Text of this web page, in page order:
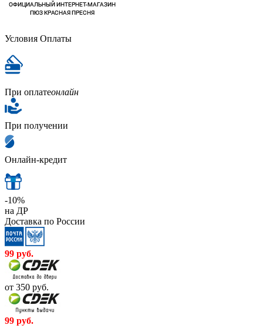
Условия Оплаты
При оплатеонлайн
При получении
Онлайн-кредит
-10%
на ДР
Доставка по России
99 руб.
от 350 руб.
99 руб.